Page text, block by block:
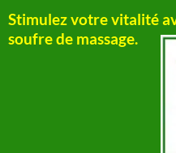
Stimulez votre vitalité
soufre de massage.